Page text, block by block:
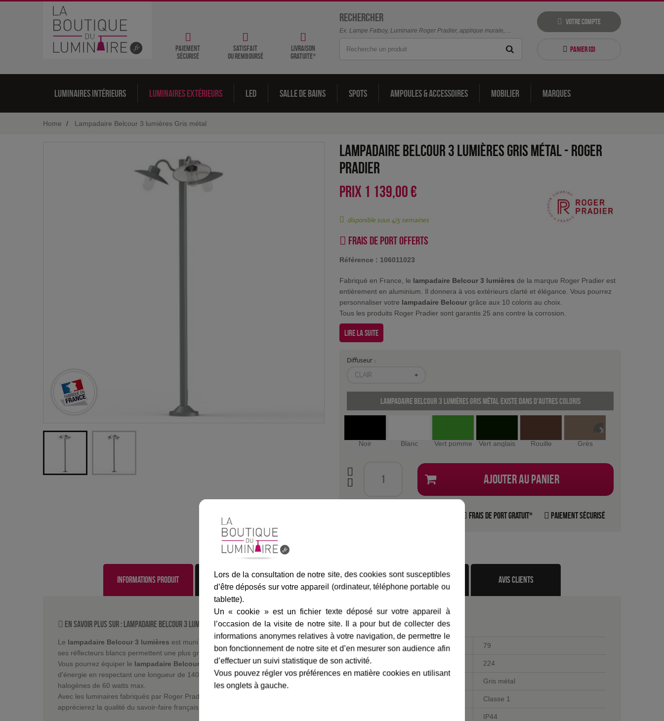
Paiement
sécurisé
satisfait
ou remboursé
livraison
gratuite*
Rechercher
Ex. Lampe Fatboy, Luminaire Roger Pradier, applique murale, ...
Votre compte
Panier (0)
Luminaires intérieurs Luminaires extérieurs LED Salle de bains Spots Ampoules & accessoires Mobilier Marques
Home Lampadaire Belcour 3 lumières Gris métal
Lampadaire Belcour 3 lumières Gris métal- Roger
Pradier
PRIX 1 139,00 €
disponible sous 4/5 semaines
Frais de port offerts
Référence : 106011023
Fabriqué en France, le lampadaire Belcour 3 lumières de la marque Roger Pradier est
entièrement en aluminium. Il donnera à vos extérieurs clarté et élégance. Vous pourrez
personnaliser votre lampadaire Belcour grâce aux 10 coloris au choix.
Tous les produits Roger Pradier sont garantis 25 ans contre la corrosion.
Lire la suite
Diffuseur :
CLAIR
Lampadaire Belcour 3 lumières Gris métal existe dans d'autres coloris
Noir Blanc Vert pomme Vert anglais Rouille Grès
Ajouter au panier
Frais de port gratuit* Paiement sécurisé
Informations produit marque livraison gamme complète avis clients
En savoir plus sur : Lampadaire Belcour 3 lumières Gris métal-Roger Pradier
Le lampadaire Belcour 3 lumières est muni de 3 diffuseurs à verre clair ou dépoli et
ses réflecteurs blancs permettent une plus grande diffusion de la lumière.
Vous pourrez équiper le lampadaire Belcour d'ampoules LED ou à économie
d'énergie en respectant une longueur de 140 mm de long, ou des ampoules
halogènes de 60 watts max.
Avec les luminaires fabriqués par Roger Pradier depuis plus de 100 ans, vous
apprécierez la qualité du savoir-faire français.
Fiche technique
Largeur en cm : 79
Hauteur en cm : 224
Gris métal
Classe 1
IP44
Lors de la consultation de notre site, des cookies sont susceptibles
d’être déposés sur votre appareil (ordinateur, téléphone portable ou
tablette).
Un « cookie » est un fichier texte déposé sur votre appareil à
l’occasion de la visite de notre site. Il a pour but de collecter des
informations anonymes relatives à votre navigation, de permettre le
bon fonctionnement de notre site et d’en mesurer son audience afin
d’effectuer un suivi statistique de son activité.
Vous pouvez régler vos préférences en matière cookies en utilisant
les onglets à gauche.